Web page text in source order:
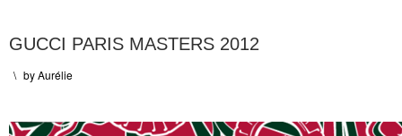
GUCCI PARIS MASTERS 2012
\ byAurélie